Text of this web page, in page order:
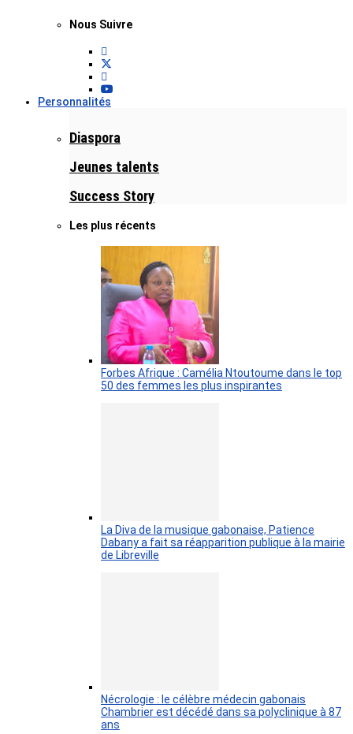
Nous Suivre
Personnalités
Diaspora
Jeunes talents
Success Story
Les plus récents
Forbes Afrique : Camélia Ntoutoume dans le top
50 des femmes les plus inspirantes
La Diva de la musique gabonaise, Patience
Dabany a fait sa réapparition publique à la mairie
de Libreville
Nécrologie : le célèbre médecin gabonais
Chambrier est décédé dans sa polyclinique à 87
ans